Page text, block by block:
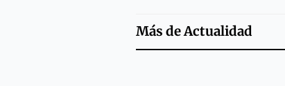
Más deActualidad